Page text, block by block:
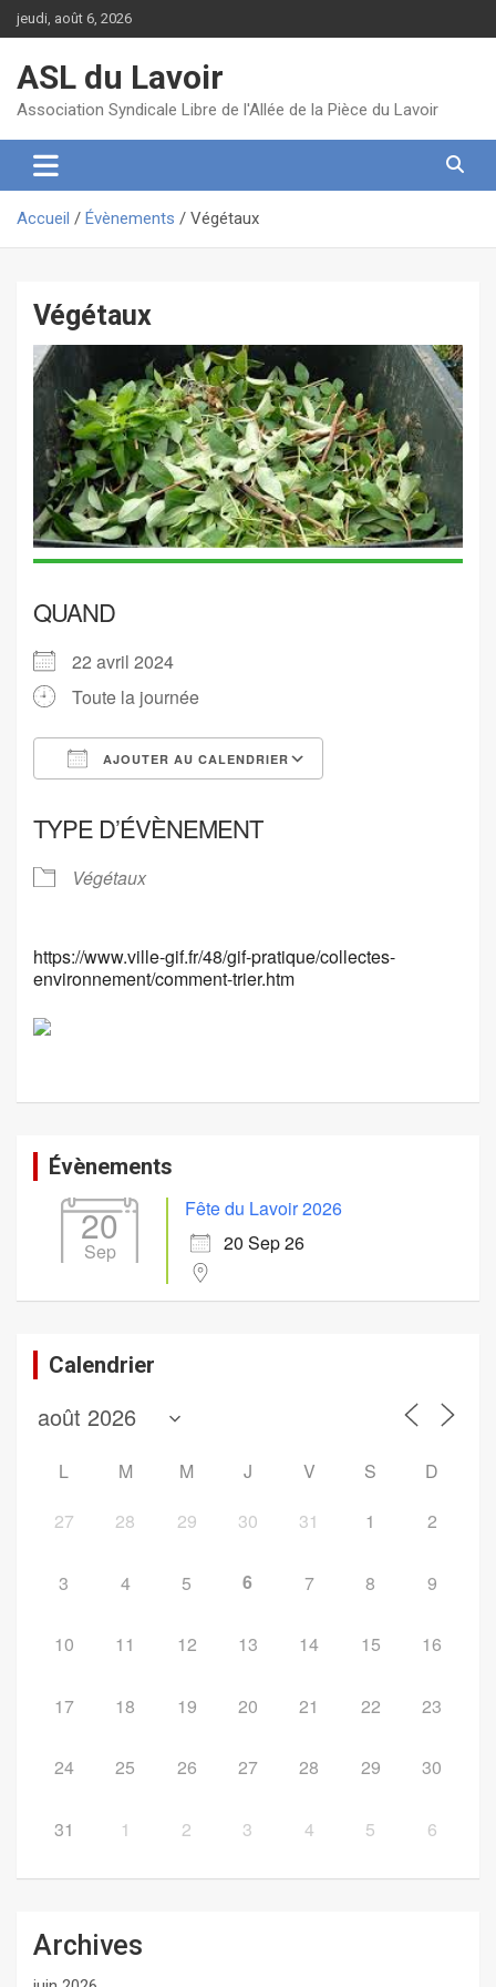
Aller
au
jeudi, août 6, 2026
ASL du Lavoir
Association Syndicale Libre de l'Allée de la Pièce du Lavoir
Accueil Évènements Végétaux
Végétaux
QUAND
22 avril 2024
Toute la journée
AJOUTER AU CALENDRIER
TYPE D’ÉVÈNEMENT
Végétaux
https://www.ville-gif.fr/48/gif-pratique/collectes-
environnement/comment-trier.htm
Évènements
20
Sep
Fête du Lavoir 2026
20 Sep 26
Calendrier
L M M J V S
D
27
28 29 30 31 1 2
3 4 5 6 7 8 9
10 11 12 13 14 15 16
17 18 19 20 21 22 23
24 25 26 27 28 29 30
31 1 2 3 4 5 6
Archives